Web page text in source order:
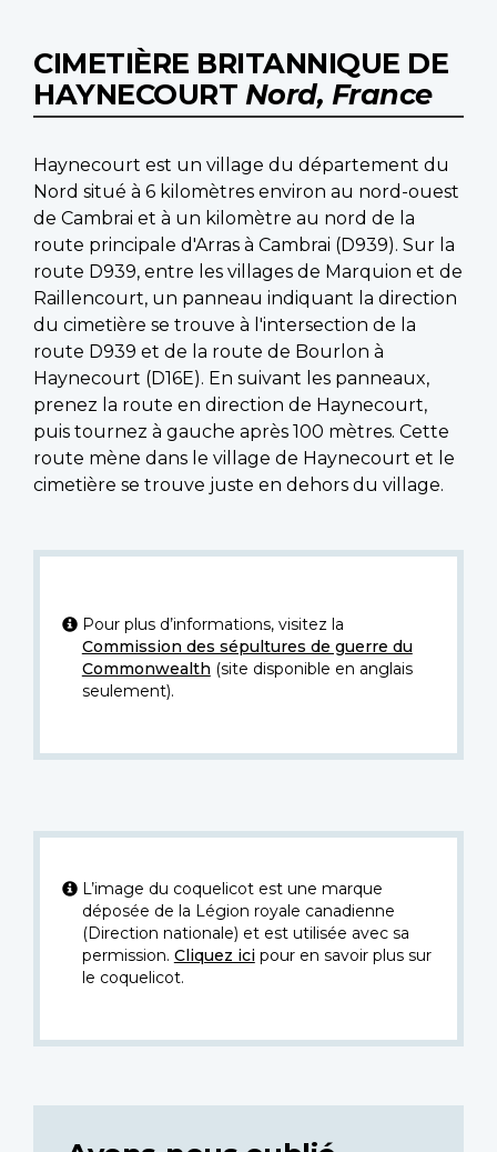
CIMETIÈRE BRITANNIQUE DE
HAYNECOURT Nord, France
Haynecourt est un village du département du
Nord situé à 6 kilomètres environ au nord-ouest
de Cambrai et à un kilomètre au nord de la
route principale d'Arras à Cambrai (D939). Sur la
route D939, entre les villages de Marquion et de
Raillencourt, un panneau indiquant la direction
du cimetière se trouve à l'intersection de la
route D939 et de la route de Bourlon à
Haynecourt (D16E). En suivant les panneaux,
prenez la route en direction de Haynecourt,
puis tournez à gauche après 100 mètres. Cette
route mène dans le village de Haynecourt et le
cimetière se trouve juste en dehors du village.
Pour plus d’informations, visitez la
Commission des sépultures de guerre du
Commonwealth (site disponible en anglais
seulement).
L’image du coquelicot est une marque
déposée de la Légion royale canadienne
(Direction nationale) et est utilisée avec sa
permission. Cliquez icipour en savoir plus sur
le coquelicot.